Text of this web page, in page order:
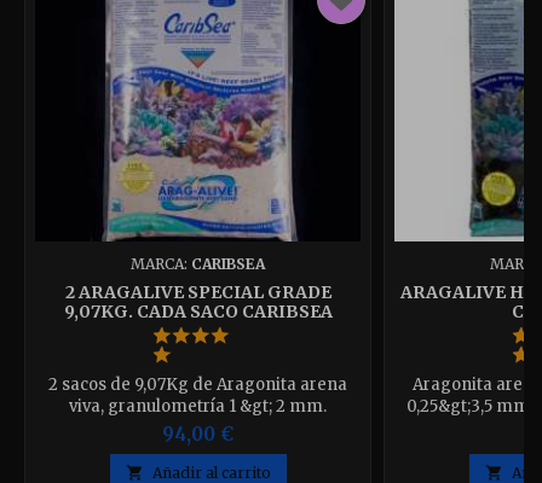
MARCA: CARIBSEA
2 ARAGALIVE SPECIAL GRADE
9,07KG. CADA SACO CARIBSEA
2 sacos de 9,07Kg de Aragonita arena
viva, granulometría 1 &gt; 2 mm.
Contiene agua.
94,00 €
 Añadir al carrito
ARAGALIVE
Aragonita
0,25&gt;3,5
